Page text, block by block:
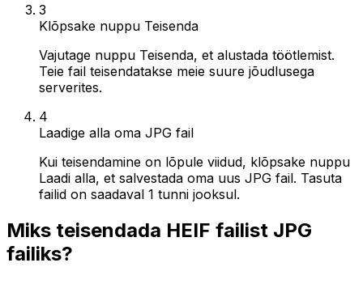
3
Klõpsake nuppu Teisenda
Vajutage nuppu Teisenda, et alustada töötlemist.
Teie fail teisendatakse meie suure jõudlusega
serverites.
4
Laadige alla oma JPG fail
Kui teisendamine on lõpule viidud, klõpsake nuppu
Laadi alla, et salvestada oma uus JPG fail. Tasuta
failid on saadaval 1 tunni jooksul.
Miks teisendada HEIF failist JPG
failiks?